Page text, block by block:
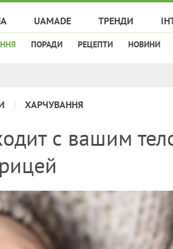
UAMADE ТРЕНДИ
ПОРАДИ РЕЦЕПТИ НОВИНИ
ХАРЧУВАННЯ
с вашим